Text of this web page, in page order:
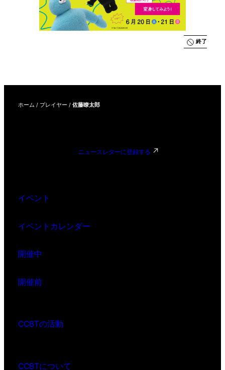
終了
ホーム / プレイヤー / 佐藤瞭太郎
ニュースレターに登録する
イベント
イベントカレンダー
開催中
開催前
CCBTの活動
CCBTについて